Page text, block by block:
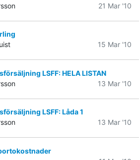
21 Mar '10
15 Mar '10
LSFF: HELA LISTAN
13 Mar '10
LSFF: Låda 1
13 Mar '10